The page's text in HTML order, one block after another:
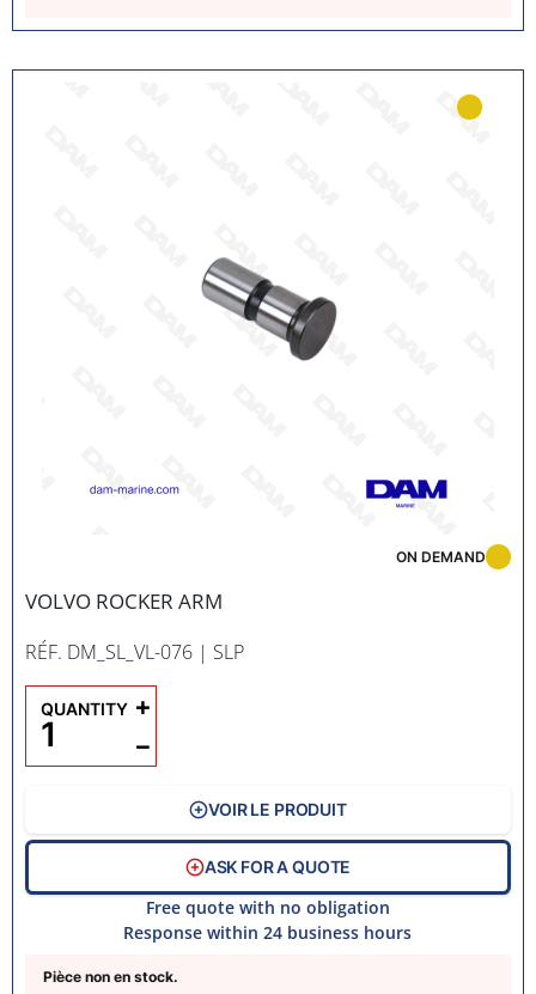
VOLVO ROCKER ARM
RÉF. DM_SL_VL-076 | SLP
Pièce non en stock.
ON DEMAND
QUANTITY
−
+
VOIR LE PRODUIT
ASK FOR A QUOTE
Free quote with no obligation
Response within 24 business hours